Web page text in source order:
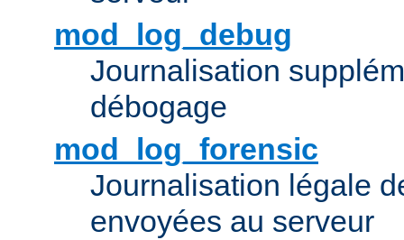
mod_log_debug
Journalisation
débogage
mod_log_forensic
Journalisation légale
envoyées au serveur